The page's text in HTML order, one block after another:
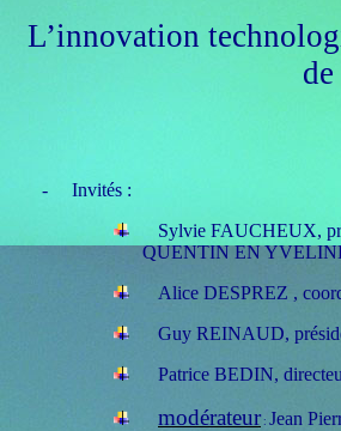
L’innovation
-
Invités :
Sylvie FAUCHEUX,
QUENTIN EN
Alice DESPREZ ,
Guy REINAUD,
Patrice BEDIN,
modérateur : Jean